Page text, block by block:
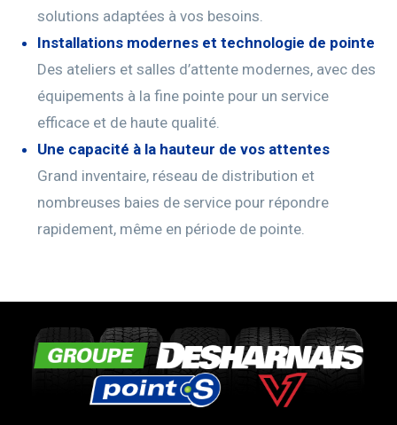
solutions adaptées à vos besoins.
Installations modernes et technologie de pointe
Des ateliers et salles d’attente modernes, avec des
équipements à la fine pointe pour un service
efficace et de haute qualité.
Une capacité à la hauteur de vos attentes
Grand inventaire, réseau de distribution et
nombreuses baies de service pour répondre
rapidement, même en période de pointe.